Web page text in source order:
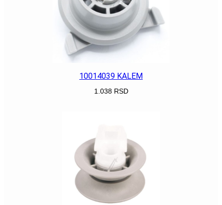
10014039 KALEM
1.038 RSD